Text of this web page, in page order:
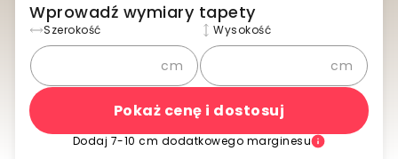
Wprowadź wymiary tapety
Szerokość
cm
Wysokość
cm
Pokaż cenę i dostosuj
Dodaj 7-10 cm dodatkowego marginesu